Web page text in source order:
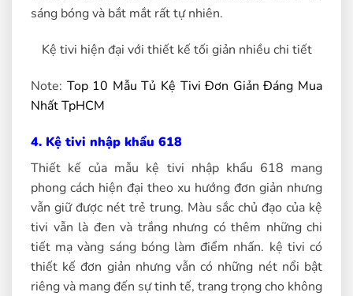
sáng bóng và bắt mắt rất tự nhiên.
Kệ tivi hiện đại với thiết kế tối giản nhiều chi tiết
Note: Top 10 Mẫu Tủ Kệ Tivi Đơn Giản Đáng Mua
Nhất TpHCM
4. Kệ tivi nhập khẩu 618
Thiết kế của mẫu kệ tivi nhập khẩu 618 mang
phong cách hiện đại theo xu hướng đơn giản nhưng
vẫn giữ được nét trẻ trung. Màu sắc chủ đạo của kệ
tivi vẫn là đen và trắng nhưng có thêm những chi
tiết mạ vàng sáng bóng làm điểm nhấn. kệ tivi có
thiết kế đơn giản nhưng vẫn có những nét nổi bật
riêng và mang đến sự tinh tế, trang trọng cho không